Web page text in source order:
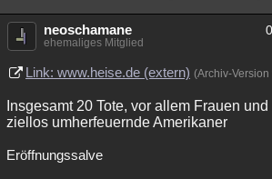
Astronomie Helpdesk Gruppen
Musik Clash
Übersichten
Besucht Teilgenommen Alle Neue
neoschamane
ehemaliges Mitglied
Link: www.heise.de (extern) (Archiv-
Insgesamt 20 Tote, vor allem Frauen
ziellos umherfeuernde Amerikaner
Eröffnungssalve